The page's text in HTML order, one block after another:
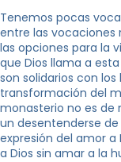
Tenemos pocas
entre las vocaciones
las opciones para la
que Dios llama a
son solidarios con
transformación del
monasterio no es de
un desentenderse
expresión del amor
a Dios sin amar a la